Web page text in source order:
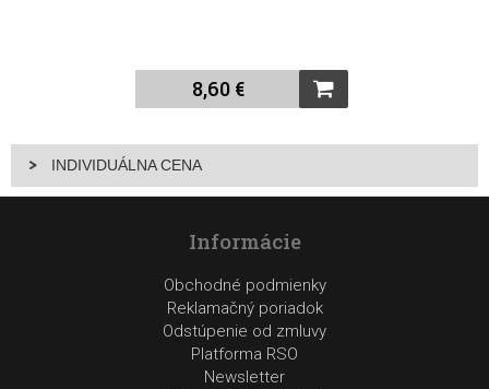
8,60 €
INDIVIDUÁLNA CENA
Informácie
Obchodné podmienky
Reklamačný poriadok
Odstúpenie od zmluvy
Platforma RSO
Newsletter